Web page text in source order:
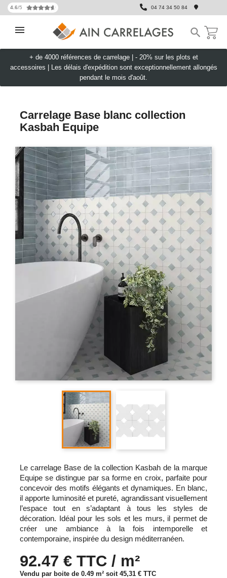
4.6/5 04 74 34 50 84

+ de 4000 références de carrelage | - 20% sur les plots et
accessoires
Les délais d'expédition sont exceptionnellement allongés
pendant le mois d'août.
Carrelage Base blanc collection
Kasbah Equipe
Le carrelage Base de la collection Kasbah de la marque
Equipe se distingue par sa forme en croix, parfaite pour
concevoir des motifs élégants et dynamiques. En blanc,
il apporte luminosité et pureté, agrandissant visuellement
l’espace tout en s’adaptant à tous les styles de
décoration. Idéal pour les sols et les murs, il permet de
créer une ambiance à la fois intemporelle et
contemporaine, inspirée du design méditerranéen.
92.47 € TTC / m²
Vendu par boite de 0.49 m² soit 45,31 € TTC